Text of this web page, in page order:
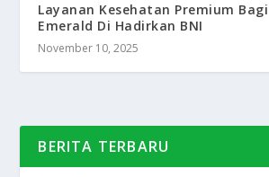
Layanan Kesehatan Premium
Emerald Di Hadirkan BNI
November 10, 2025
BERITA TERBARU